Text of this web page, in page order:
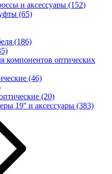
и аксессуары (152)
(65)
(186)
компонентов оптических
(46)
(20)
19'' и аксессуары (383)